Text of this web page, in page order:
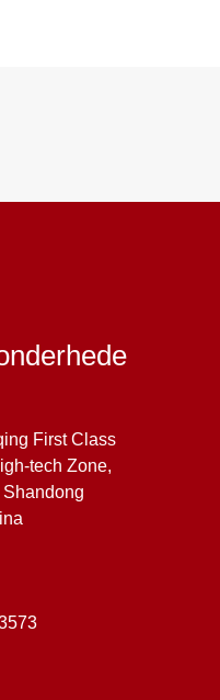
First Class
tech Zone,